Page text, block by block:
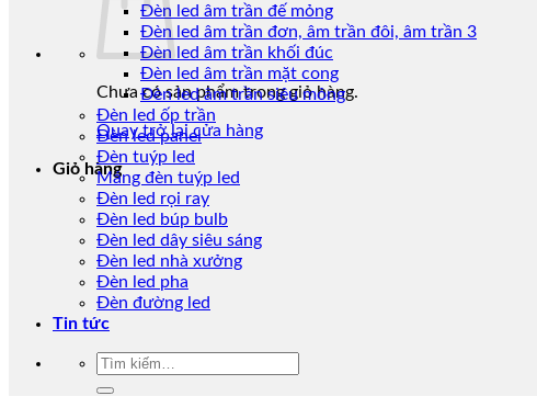
Chưa có sản phẩm trong giỏ hàng.
Quay trở lại cửa hàng
Giỏ hàng
Đèn led âm trần đế mỏng
Đèn led âm trần đơn, âm trần đôi, âm trần 3
Đèn led âm trần khối đúc
Đèn led âm trần mặt cong
Đèn led âm trần siêu mỏng
Đèn led ốp trần
Đèn led panel
Đèn tuýp led
Máng đèn tuýp led
Đèn led rọi ray
Đèn led búp bulb
Đèn led dây siêu sáng
Đèn led nhà xưởng
Đèn led pha
Đèn đường led
Tin tức
Tìm